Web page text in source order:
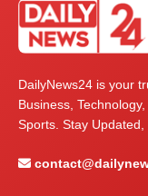
DailyNews24 is your
Business,
Sports. Stay Updated,